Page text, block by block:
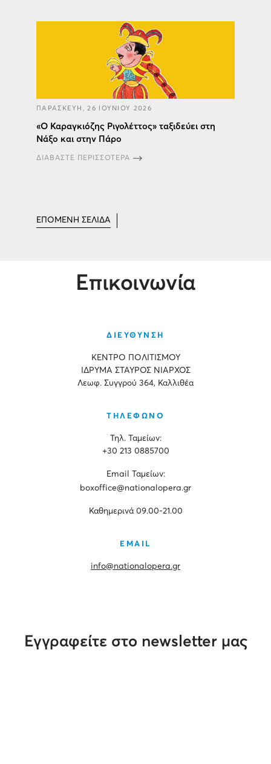
ΠΑΡΑΣΚΕΥΗ, 26 ΙΟΥΝΙΟΥ 2026
«Ο Καραγκιόζης Ριγολέττος» ταξιδεύει στη
Νάξο και στην Πάρο
ΔΙΑΒΑΣΤΕ ΠΕΡΙΣΣΟΤΕΡΑ
ΕΠΟΜΕΝΗ ΣΕΛΙΔΑ
Επικοινωνία
ΔΙΕΥΘΥΝΣΗ
ΚΕΝΤΡΟ ΠΟΛΙΤΙΣΜΟΥ
ΙΔΡΥΜΑ ΣΤΑΥΡΟΣ ΝΙΑΡΧΟΣ
Λεωφ. Συγγρού 364, Καλλιθέα
ΤΗΛΕΦΩΝΟ
Τηλ. Ταμείων:
+30 213 0885700
Εmail Ταμείων:
boxoffice@nationalopera.gr
Καθημερινά 09.00-21.00
EMAIL
info@nationalopera.gr
Εγγραφείτε στο newsletter μας